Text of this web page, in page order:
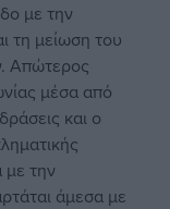
με την
τη μείωση του
Απώτερος
μέσα από
και ο
με την
άμεσα με